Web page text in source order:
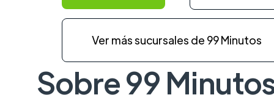
Ver más sucursales de 99 Minutos
Sobre 99